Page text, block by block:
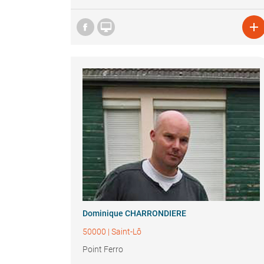
 
Dominique CHARRONDIERE
50000 | Saint-Lô
Point Ferro